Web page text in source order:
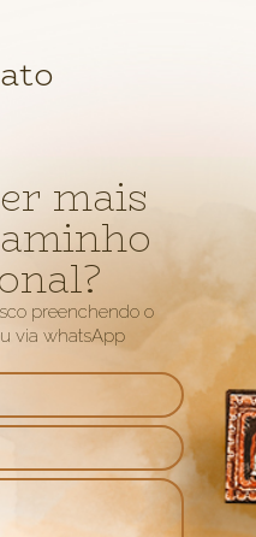
mais
preenchendo o
via whatsApp